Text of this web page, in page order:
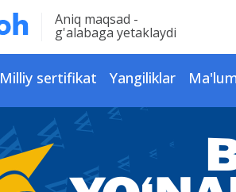
Aniq maqsad -
g'alabaga yetaklaydi
Milliy sertifikat Yangiliklar